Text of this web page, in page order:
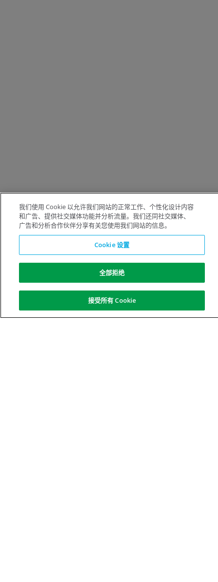
我们使用 Cookie 以允许我们网站的正常工作、个性化设计内容
和广告、提供社交媒体功能并分析流量。我们还同社交媒体、
广告和分析合作伙伴分享有关您使用我们网站的信息。
Cookie 设置
全部拒绝
接受所有 Cookie